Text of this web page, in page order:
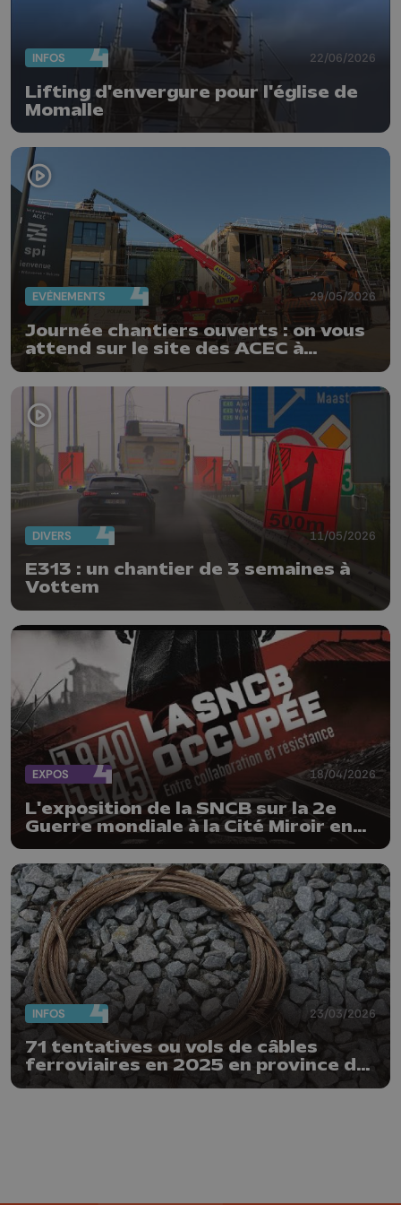
INFOS 22/06/2026
Lifting d'envergure pour l'église de
Momalle
EVÈNEMENTS 29/05/2026
Journée chantiers ouverts : on vous
attend sur le site des ACEC à
Herstal
DIVERS 11/05/2026
E313 : un chantier de 3 semaines à
Vottem
EXPOS 18/04/2026
L'exposition de la SNCB sur la 2e
Guerre mondiale à la Cité Miroir en
2027
INFOS 23/03/2026
71 tentatives ou vols de câbles
ferroviaires en 2025 en province de
Liège